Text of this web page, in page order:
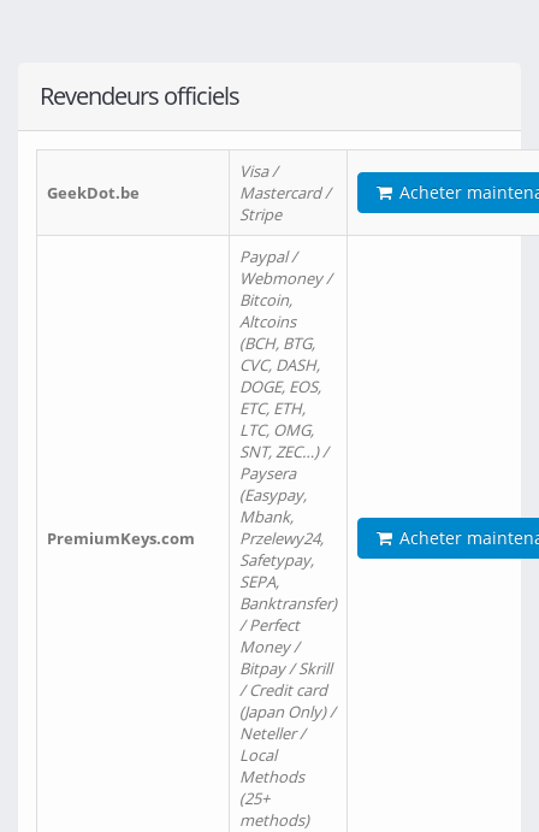
Revendeurs officiels
GeekDot.be
Visa /
Mastercard /
Stripe
Acheter
PremiumKeys.com
Paypal /
Webmoney /
Bitcoin,
Altcoins
(BCH, BTG,
CVC, DASH,
DOGE, EOS,
ETC, ETH,
LTC, OMG,
SNT, ZEC…) /
Paysera
(Easypay,
Mbank,
Przelewy24,
Safetypay,
SEPA,
Banktransfer)
/ Perfect
Money /
Bitpay / Skrill
/ Credit card
(Japan Only) /
Neteller /
Local
Methods
(25+
methods)
Acheter